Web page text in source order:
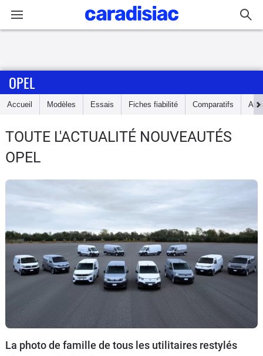
Accueil
Essais
Utilitaires
Flottes
Forum
OPEL
Accueil Modèles Essais Fiches fiabilité Comparatifs Avis
TOUTE L'ACTUALITÉ NOUVEAUTÉS
OPEL
La photo de famille de tous les utilitaires restylés